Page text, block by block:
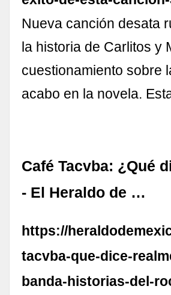
Nueva canción desata
la historia de Carlitos y
cuestionamiento sobre
acabo en la novela.
Café Tacvba: ¿Qué
- El Heraldo de …
https://
tacvba-que-dice-
banda-historias-del-